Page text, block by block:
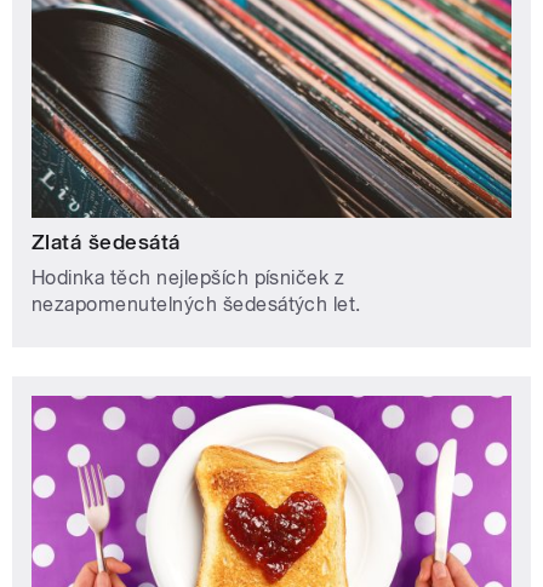
Zlatá šedesátá
Hodinka těch nejlepších písniček z
nezapomenutelných šedesátých let.